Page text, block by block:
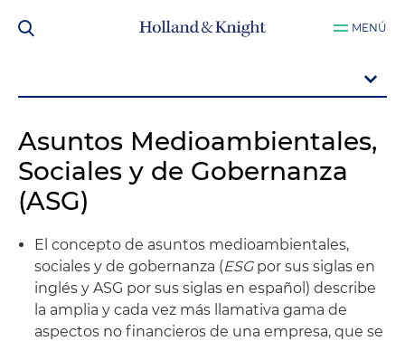
MENÚ
Asuntos Medioambientales,
Sociales y de Gobernanza
(ASG)
El concepto de asuntos medioambientales,
sociales y de gobernanza (ESGpor sus siglas en
inglés y ASG por sus siglas en español) describe
la amplia y cada vez más llamativa gama de
aspectos no financieros de una empresa, que se